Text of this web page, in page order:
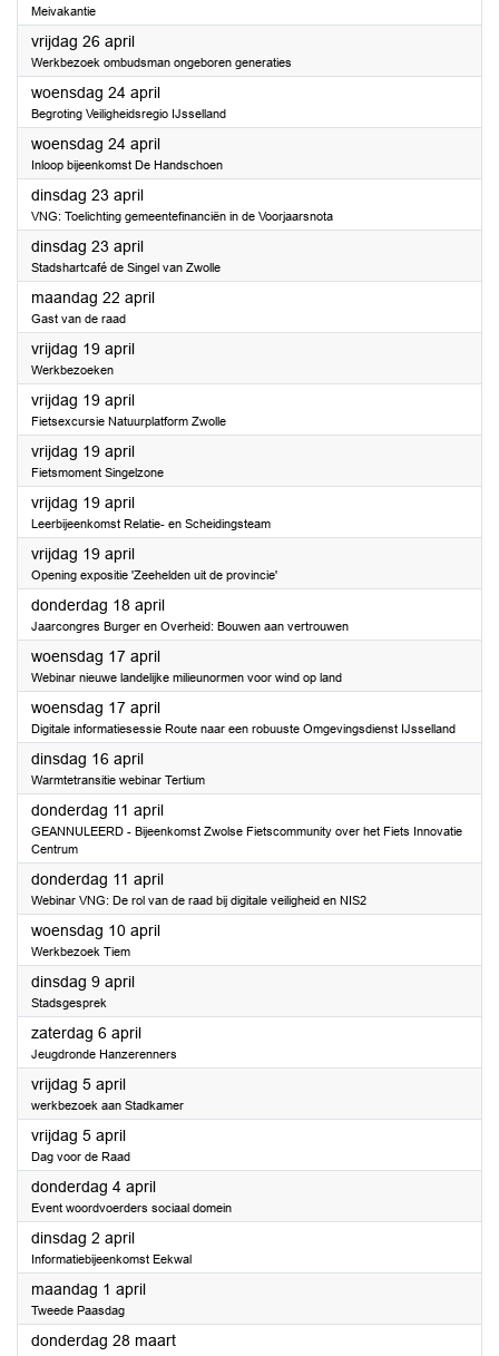
Meivakantie
vrijdag 26 april2024
Werkbezoek ombudsman ongeboren generaties
woensdag 24 april2024
Begroting Veiligheidsregio IJsselland
woensdag 24 april2024
Inloop bijeenkomst De Handschoen
dinsdag 23 april2024
VNG: Toelichting gemeentefinanciën in de Voorjaarsnota
dinsdag 23 april2024
Stadshartcafé de Singel van Zwolle
maandag 22 april2024
Gast van de raad
vrijdag 19 april2024
Werkbezoeken
vrijdag 19 april2024
Fietsexcursie Natuurplatform Zwolle
vrijdag 19 april2024
Fietsmoment Singelzone
vrijdag 19 april2024
Leerbijeenkomst Relatie- en Scheidingsteam
vrijdag 19 april2024
Opening expositie 'Zeehelden uit de provincie'
donderdag 18 april2024
Jaarcongres Burger en Overheid: Bouwen aan vertrouwen
woensdag 17 april2024
Webinar nieuwe landelijke milieunormen voor wind op land
woensdag 17 april2024
Digitale informatiesessie Route naar een robuuste Omgevingsdienst IJsselland
dinsdag 16 april2024
Warmtetransitie webinar Tertium
donderdag 11 april2024
GEANNULEERD - Bijeenkomst Zwolse Fietscommunity over het Fiets Innovatie
Centrum
donderdag 11 april2024
Webinar VNG: De rol van de raad bij digitale veiligheid en NIS2
woensdag 10 april2024
Werkbezoek Tiem
dinsdag 9 april2024
Stadsgesprek
zaterdag 6 april2024
Jeugdronde Hanzerenners
vrijdag 5 april2024
werkbezoek aan Stadkamer
vrijdag 5 april2024
Dag voor de Raad
donderdag 4 april2024
Event woordvoerders sociaal domein
dinsdag 2 april2024
Informatiebijeenkomst Eekwal
maandag 1 april2024
Tweede Paasdag
donderdag 28 maart2024